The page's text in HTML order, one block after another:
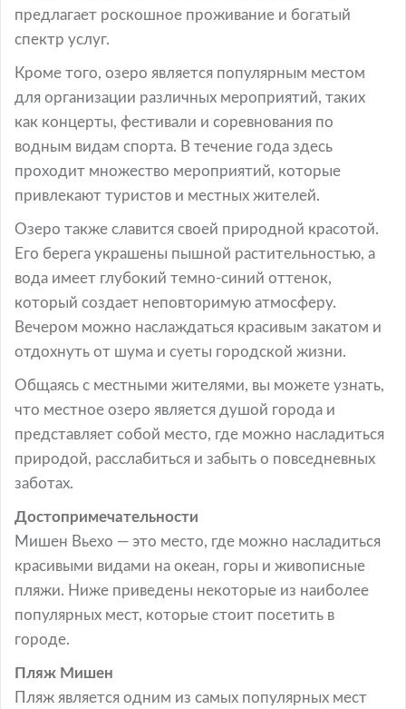
предлагает роскошное проживание и богатый
спектр услуг.
Кроме того, озеро является популярным местом
для организации различных мероприятий, таких
как концерты, фестивали и соревнования по
водным видам спорта. В течение года здесь
проходит множество мероприятий, которые
привлекают туристов и местных жителей.
Озеро также славится своей природной красотой.
Его берега украшены пышной растительностью, а
вода имеет глубокий темно-синий оттенок,
который создает неповторимую атмосферу.
Вечером можно наслаждаться красивым закатом и
отдохнуть от шума и суеты городской жизни.
Общаясь с местными жителями, вы можете узнать,
что местное озеро является душой города и
представляет собой место, где можно насладиться
природой, расслабиться и забыть о повседневных
заботах.
Достопримечательности
Мишен Вьехо — это место, где можно насладиться
красивыми видами на океан, горы и живописные
пляжи. Ниже приведены некоторые из наиболее
популярных мест, которые стоит посетить в
городе.
Пляж Мишен
Пляж является одним из самых популярных мест